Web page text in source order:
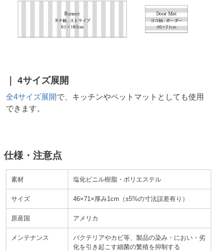
4サイズ展開
全4サイズ展開で、キッチンやペットマットとしても使用
できます。
仕様・注意点
素材 塩化ビニル樹脂・ポリエステル
サイズ 46×71×厚み1cm ±5%の寸法誤差有り
原産国 アメリカ
メンテナンス バクテリアやカビ等、製品の染み におい
劣
化を引き起こす細菌の繁殖を抑制する